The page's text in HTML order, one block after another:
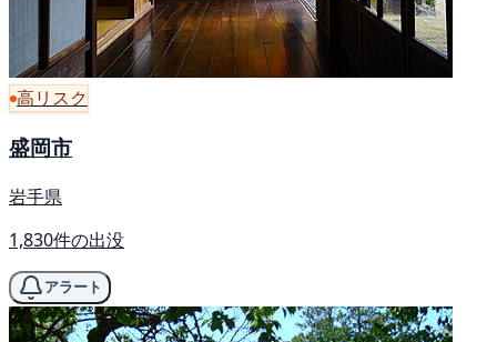
高リスク
盛岡市
岩手県
1,830件の出没
アラート